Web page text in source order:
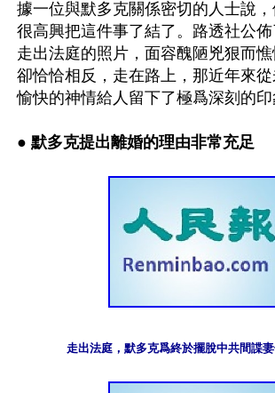
據一位與默多克關係密切的人士說，
很高興把這件事了結了。路透社公
走出法庭的照片，面容醜陋兇狠而
卻恰恰相反，走在路上，那近年來
愉快的神情給人留下了極爲深刻的印
● 默多克提出離婚的理由非常充足
走出法庭，默多克爲終於擺脫中共間諜妻